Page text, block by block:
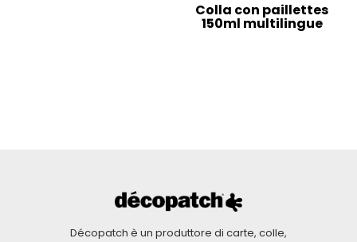
Colla con paillettes
150ml multilingue
Décopatch è un produttore di carte, colle,